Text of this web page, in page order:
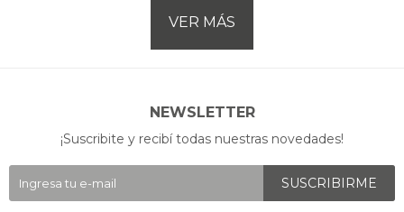
VER MÁS
NEWSLETTER
¡Suscribite y recibí todas nuestras novedades!
SUSCRIBIRME